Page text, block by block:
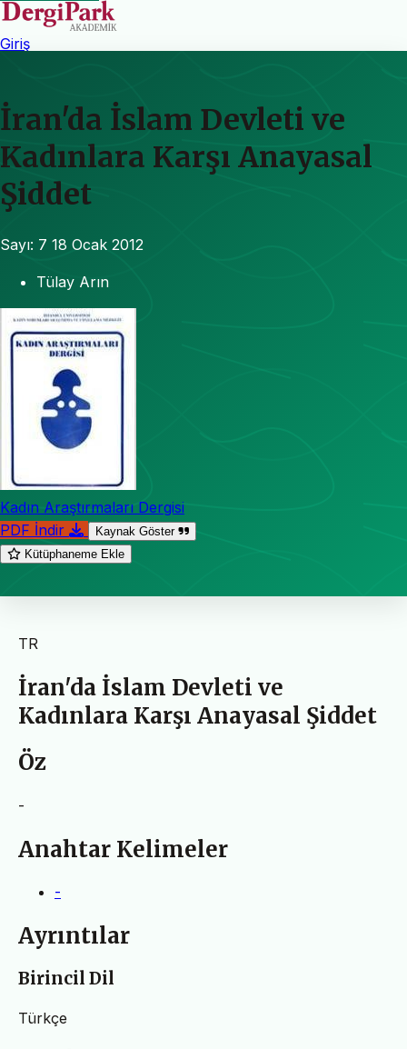
Giriş
İran'da İslam Devleti ve
Kadınlara Karşı Anayasal
Şiddet
Sayı: 7 18 Ocak 2012
Tülay Arın
Kadın Araştırmaları Dergisi
PDF İndir
Kaynak Göster
Kütüphaneme Ekle
TR
İran'da İslam Devleti ve
Kadınlara Karşı Anayasal Şiddet
Öz
-
Anahtar Kelimeler
-
Ayrıntılar
Birincil Dil
Türkçe